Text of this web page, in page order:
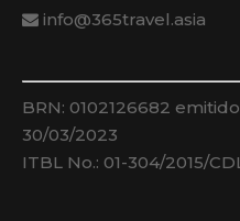
info@365travel.asia
BRN: 0102126682
30/03/2023
ITBL No.: 01-304/2015/